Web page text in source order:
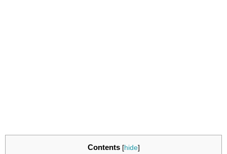
Contents [hide]